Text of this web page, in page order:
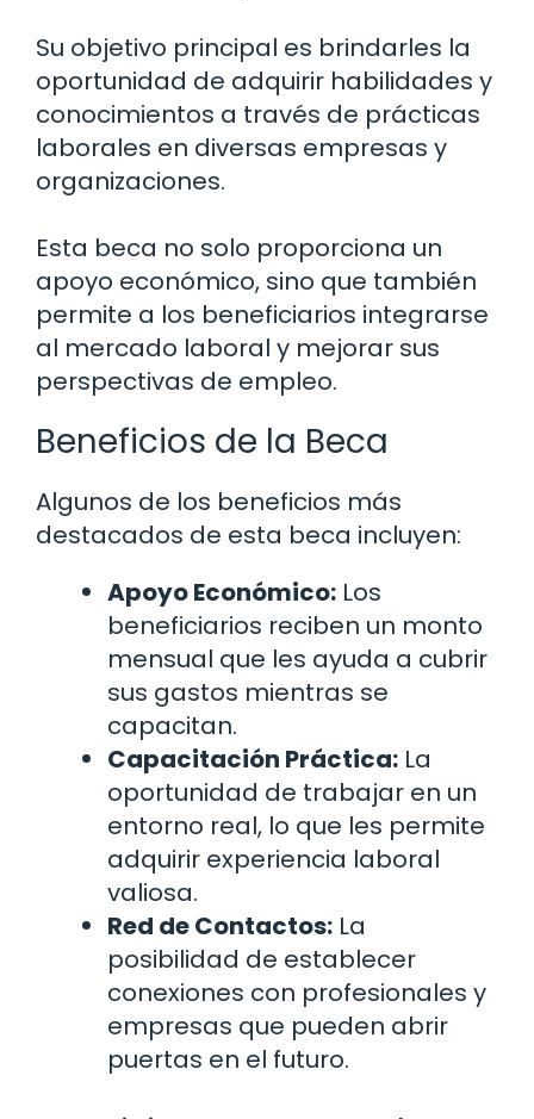
Su objetivo principal es brindarles la
oportunidad de adquirir habilidades y
conocimientos a través de prácticas
laborales en diversas empresas y
organizaciones.
Esta beca no solo proporciona un
apoyo económico, sino que también
permite a los beneficiarios integrarse
al mercado laboral y mejorar sus
perspectivas de empleo.
Beneficios de la Beca
Algunos de los beneficios más
destacados de esta beca incluyen:
Apoyo Económico: Los
beneficiarios reciben un monto
mensual que les ayuda a cubrir
sus gastos mientras se
capacitan.
Capacitación Práctica: La
oportunidad de trabajar en un
entorno real, lo que les permite
adquirir experiencia laboral
valiosa.
Red de Contactos: La
posibilidad de establecer
conexiones con profesionales y
empresas que pueden abrir
puertas en el futuro.